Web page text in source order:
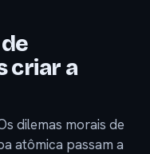
criar a
dilemas morais de
atômica passam a